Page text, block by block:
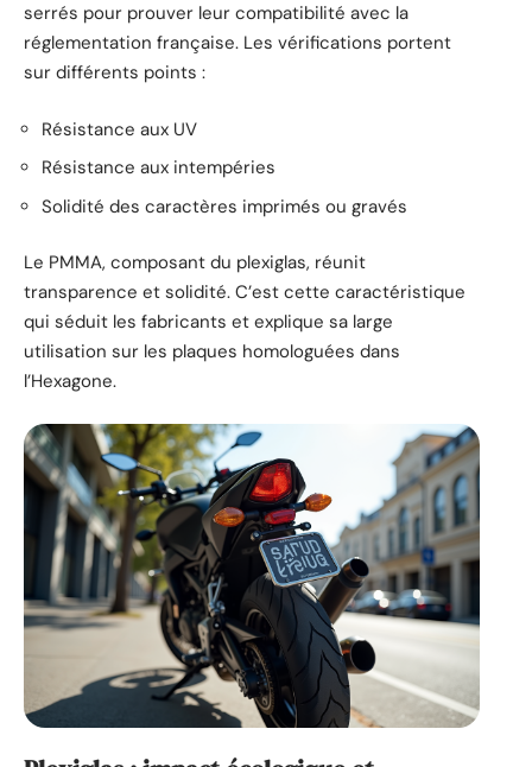
serrés pour prouver leur compatibilité avec la
réglementation française. Les vérifications portent
sur différents points :
Résistance aux UV
Résistance aux intempéries
Solidité des caractères imprimés ou gravés
Le PMMA, composant du plexiglas, réunit
transparence et solidité. C’est cette caractéristique
qui séduit les fabricants et explique sa large
utilisation sur les plaques homologuées dans
l’Hexagone.